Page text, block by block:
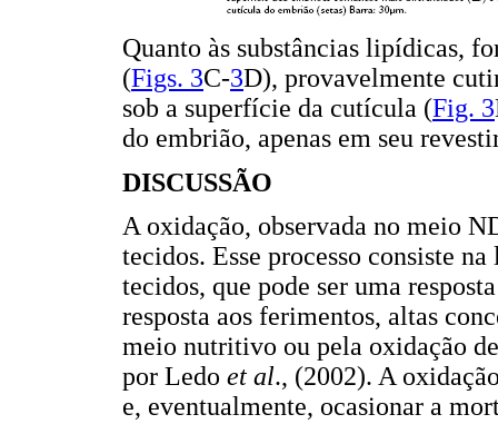
Quanto às substâncias lipídicas,
(Figs. 3C-3D), provavelmente
sob a superfície da cutícula (Fig. 3
do embrião, apenas em seu
DISCUSSÃO
A oxidação, observada no meio
tecidos. Esse processo consiste
tecidos, que pode ser uma
resposta aos ferimentos, altas
meio nutritivo ou pela oxidação
por Ledo et al., (2002). A
e, eventualmente, ocasionar a